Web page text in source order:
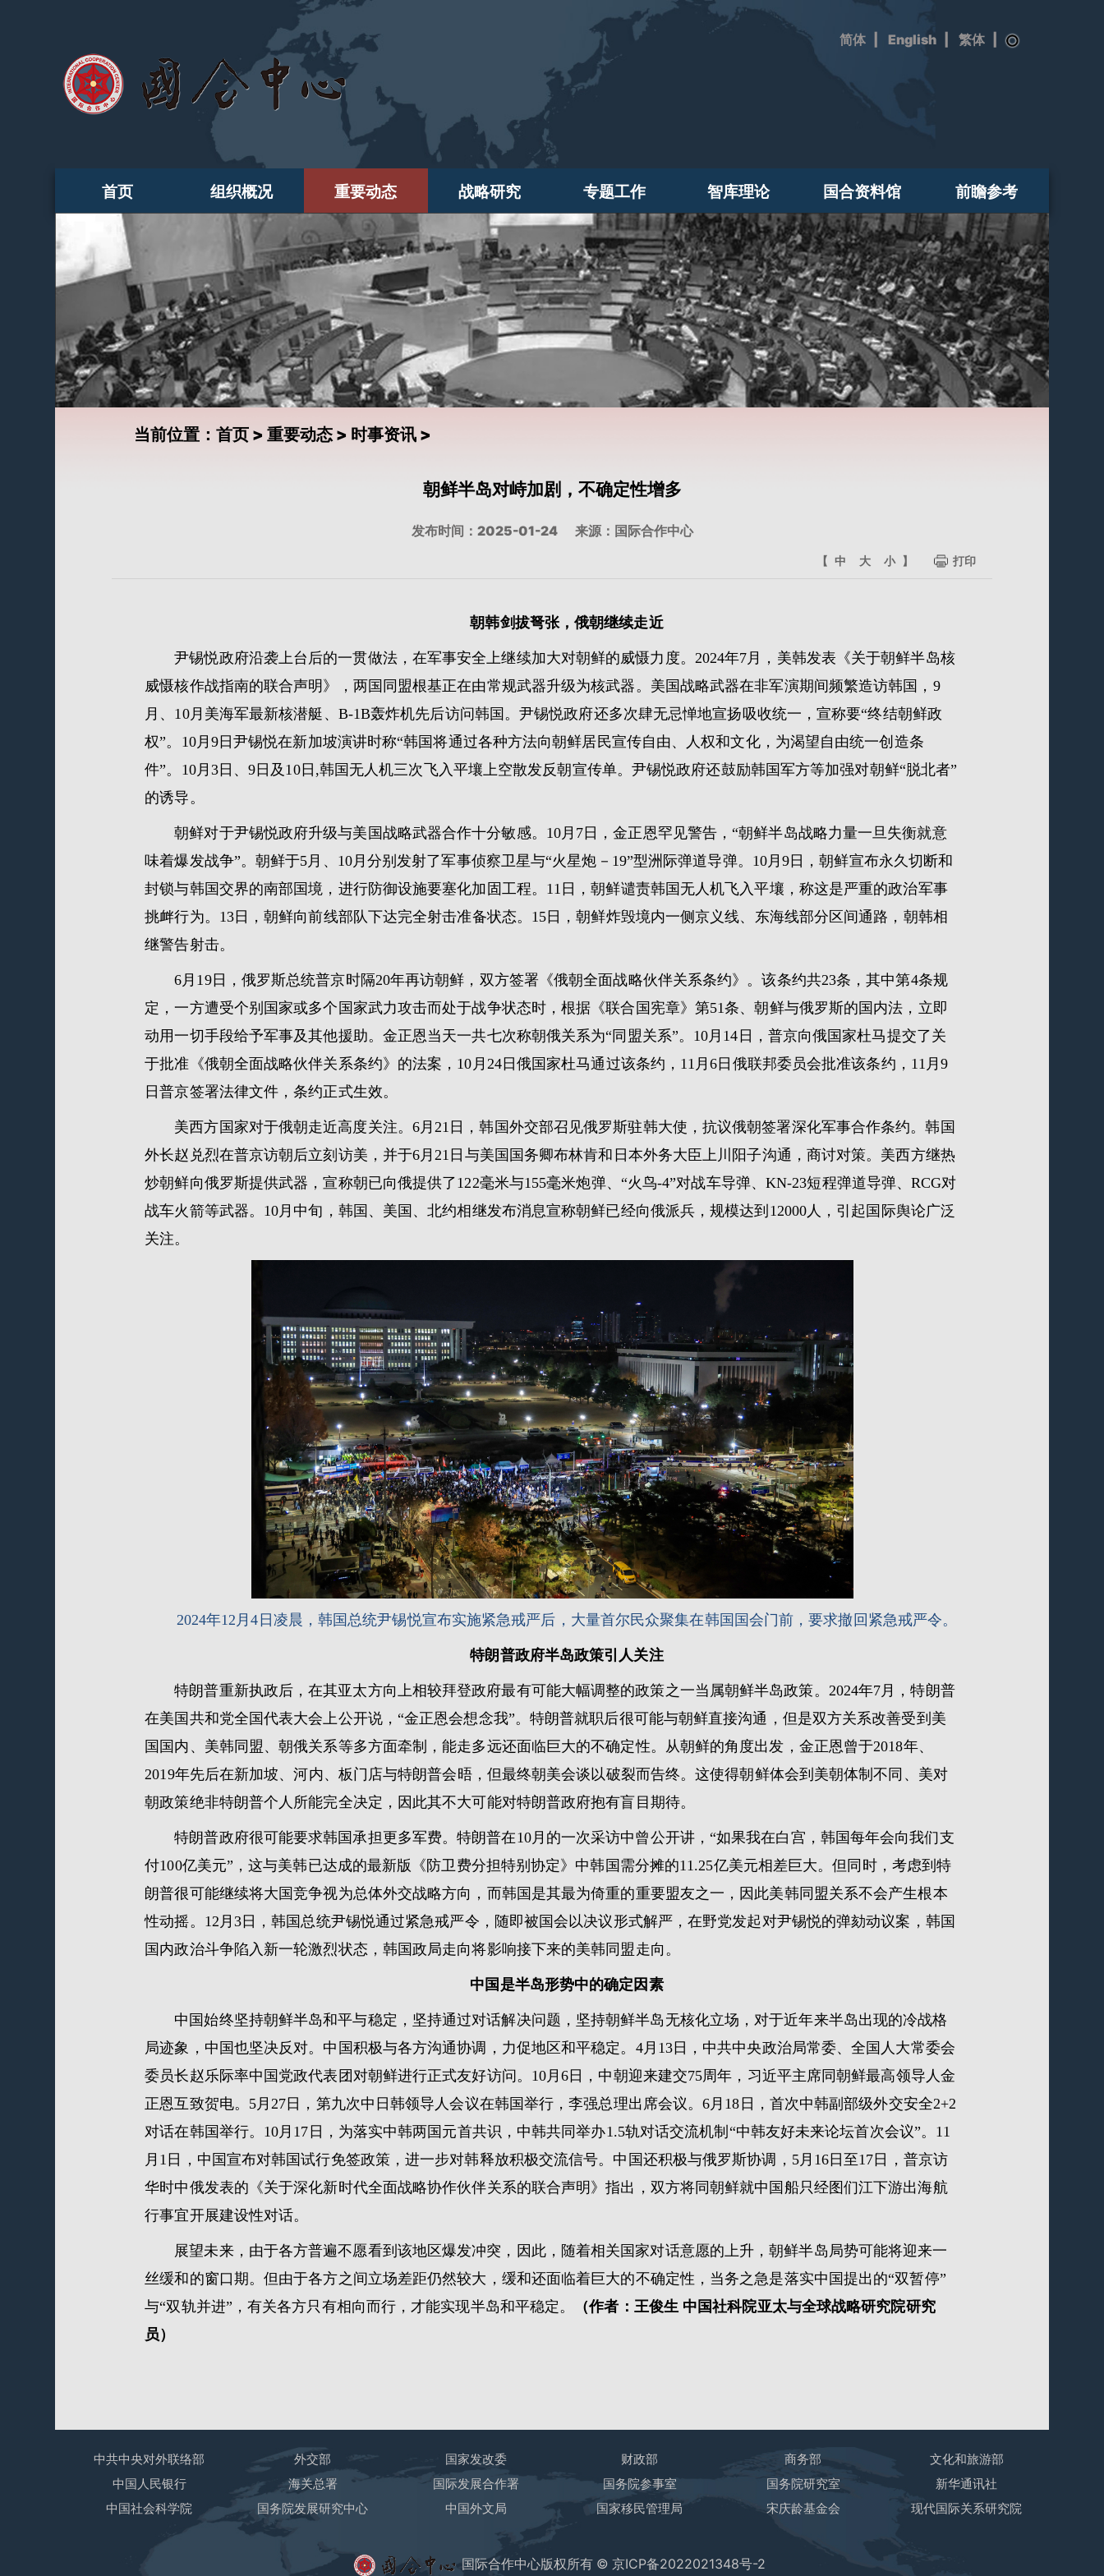
English
首页 组织概况 重要动态 战略研究 专题工作 智库理论 国合资料馆 前瞻参考
当前位置： 首页> 重要动态> 时事资讯>
朝鲜半岛对峙加剧，不确定性增多
发布时间：2025-01-24 来源：国际合作中心
【 中 大 小 】 打印
朝韩剑拔弩张，俄朝继续走近
尹锡悦政府沿袭上台后的一贯做法，在军事安全上继续加大对朝鲜的威慑力度。2024年7月，美韩发表《关于朝鲜半岛核
威慑核作战指南的联合声明》，两国同盟根基正在由常规武器升级为核武器。美国战略武器在非军演期间频繁造访韩国，9
月、10月美海军最新核潜艇、B-1B轰炸机先后访问韩国。尹锡悦政府还多次肆无忌惮地宣扬吸收统一，宣称要“终结朝鲜政
权”。10月9日尹锡悦在新加坡演讲时称“韩国将通过各种方法向朝鲜居民宣传自由、人权和文化，为渴望自由统一创造条
件”。10月3日、9日及10日,韩国无人机三次飞入平壤上空散发反朝宣传单。尹锡悦政府还鼓励韩国军方等加强对朝鲜“脱北者”
的诱导。
朝鲜对于尹锡悦政府升级与美国战略武器合作十分敏感。10月7日，金正恩罕见警告，“朝鲜半岛战略力量一旦失衡就意
味着爆发战争”。朝鲜于5月、10月分别发射了军事侦察卫星与“火星炮－19”型洲际弹道导弹。10月9日，朝鲜宣布永久切断和
封锁与韩国交界的南部国境，进行防御设施要塞化加固工程。11日，朝鲜谴责韩国无人机飞入平壤，称这是严重的政治军事
挑衅行为。13日，朝鲜向前线部队下达完全射击准备状态。15日，朝鲜炸毁境内一侧京义线、东海线部分区间通路，朝韩相
继警告射击。
6月19日，俄罗斯总统普京时隔20年再访朝鲜，双方签署《俄朝全面战略伙伴关系条约》。该条约共23条，其中第4条规
定，一方遭受个别国家或多个国家武力攻击而处于战争状态时，根据《联合国宪章》第51条、朝鲜与俄罗斯的国内法，立即
动用一切手段给予军事及其他援助。金正恩当天一共七次称朝俄关系为“同盟关系”。10月14日，普京向俄国家杜马提交了关
于批准《俄朝全面战略伙伴关系条约》的法案，10月24日俄国家杜马通过该条约，11月6日俄联邦委员会批准该条约，11月9
日普京签署法律文件，条约正式生效。
美西方国家对于俄朝走近高度关注。6月21日，韩国外交部召见俄罗斯驻韩大使，抗议俄朝签署深化军事合作条约。韩国
外长赵兑烈在普京访朝后立刻访美，并于6月21日与美国国务卿布林肯和日本外务大臣上川阳子沟通，商讨对策。美西方继热
炒朝鲜向俄罗斯提供武器，宣称朝已向俄提供了122毫米与155毫米炮弹、“火鸟-4”对战车导弹、KN-23短程弹道导弹、RCG对
战车火箭等武器。10月中旬，韩国、美国、北约相继发布消息宣称朝鲜已经向俄派兵，规模达到12000人，引起国际舆论广泛
关注。
2024年12月4日凌晨，韩国总统尹锡悦宣布实施紧急戒严后，大量首尔民众聚集在韩国国会门前，要求撤回紧急戒严令。
特朗普政府半岛政策引人关注
特朗普重新执政后，在其亚太方向上相较拜登政府最有可能大幅调整的政策之一当属朝鲜半岛政策。2024年7月，特朗普
在美国共和党全国代表大会上公开说，“金正恩会想念我”。特朗普就职后很可能与朝鲜直接沟通，但是双方关系改善受到美
国国内、美韩同盟、朝俄关系等多方面牵制，能走多远还面临巨大的不确定性。从朝鲜的角度出发，金正恩曾于2018年、
2019年先后在新加坡、河内、板门店与特朗普会晤，但最终朝美会谈以破裂而告终。这使得朝鲜体会到美朝体制不同、美对
朝政策绝非特朗普个人所能完全决定，因此其不大可能对特朗普政府抱有盲目期待。
特朗普政府很可能要求韩国承担更多军费。特朗普在10月的一次采访中曾公开讲，“如果我在白宫，韩国每年会向我们支
付100亿美元”，这与美韩已达成的最新版《防卫费分担特别协定》中韩国需分摊的11.25亿美元相差巨大。但同时，考虑到特
朗普很可能继续将大国竞争视为总体外交战略方向，而韩国是其最为倚重的重要盟友之一，因此美韩同盟关系不会产生根本
性动摇。12月3日，韩国总统尹锡悦通过紧急戒严令，随即被国会以决议形式解严，在野党发起对尹锡悦的弹劾动议案，韩国
国内政治斗争陷入新一轮激烈状态，韩国政局走向将影响接下来的美韩同盟走向。
中国是半岛形势中的确定因素
中国始终坚持朝鲜半岛和平与稳定，坚持通过对话解决问题，坚持朝鲜半岛无核化立场，对于近年来半岛出现的冷战格
局迹象，中国也坚决反对。中国积极与各方沟通协调，力促地区和平稳定。4月13日，中共中央政治局常委、全国人大常委会
委员长赵乐际率中国党政代表团对朝鲜进行正式友好访问。10月6日，中朝迎来建交75周年，习近平主席同朝鲜最高领导人金
正恩互致贺电。5月27日，第九次中日韩领导人会议在韩国举行，李强总理出席会议。6月18日，首次中韩副部级外交安全2+2
对话在韩国举行。10月17日，为落实中韩两国元首共识，中韩共同举办1.5轨对话交流机制“中韩友好未来论坛首次会议”。11
月1日，中国宣布对韩国试行免签政策，进一步对韩释放积极交流信号。中国还积极与俄罗斯协调，5月16日至17日，普京访
华时中俄发表的《关于深化新时代全面战略协作伙伴关系的联合声明》指出，双方将同朝鲜就中国船只经图们江下游出海航
行事宜开展建设性对话。
展望未来，由于各方普遍不愿看到该地区爆发冲突，因此，随着相关国家对话意愿的上升，朝鲜半岛局势可能将迎来一
丝缓和的窗口期。但由于各方之间立场差距仍然较大，缓和还面临着巨大的不确定性，当务之急是落实中国提出的“双暂停”
与“双轨并进”，有关各方只有相向而行，才能实现半岛和平稳定。
（作者：王俊生 中国社科院亚太与全球战略研究院研究
员）
中共中央对外联络部 外交部 国家发改委 财政部 商务部
文化和旅游部
中国人民银行
海关总署 国际发展合作署 国务院参事室 国务院研究室
新华通讯社
中国社会科学院
国务院发展研究中心 中国外文局 国家移民管理局 宋庆龄基金会 现代国际关系研究院
国际合作中心版权所有 ©京ICP备2022021348号-2